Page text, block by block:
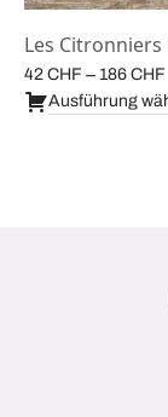
Les
42 CHF – 186 CHF
Ausführung